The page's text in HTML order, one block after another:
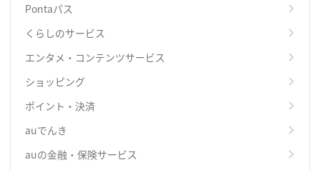
Pontaパス
くらしのサービス
エンタメ・コンテンツサービス
ショッピング
ポイント・決済
auでんき
auの金融・保険サービス